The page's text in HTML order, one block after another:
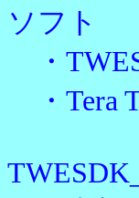
ソフト
・
・Tera